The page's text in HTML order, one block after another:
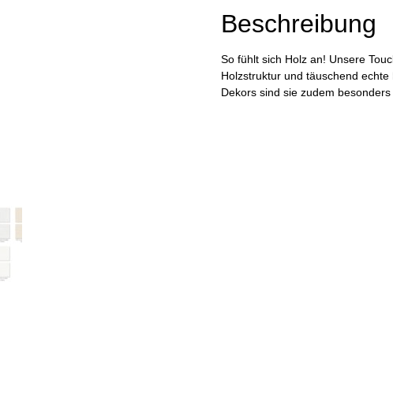
Beschreibung
So fühlt sich Holz an! Unsere
Holzstruktur und täuschend
Dekors sind sie zudem